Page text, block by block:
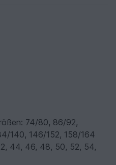
74/80, 86/92,
140, 146/152, 158/164
44, 46, 48, 50, 52, 54,